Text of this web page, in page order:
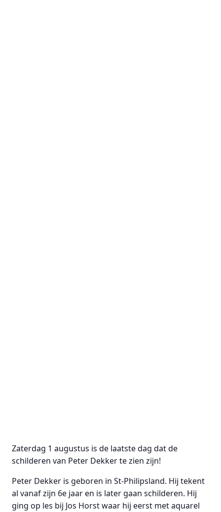
Zaterdag 1 augustus is de laatste dag dat de
schilderen van Peter Dekker te zien zijn!
Peter Dekker is geboren in St-Philipsland. Hij tekent
al vanaf zijn 6e jaar en is later gaan schilderen. Hij
ging op les bij Jos Horst waar hij eerst met aquarel